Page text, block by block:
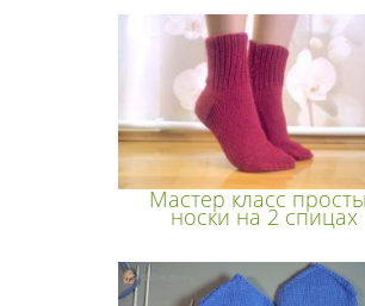
Мастер класс
носки на 2 спицах